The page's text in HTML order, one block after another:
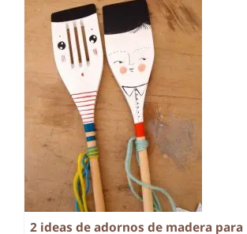
2 ideas de adornos de madera para